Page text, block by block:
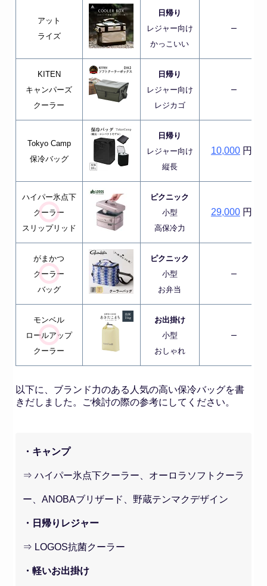
アット
ライズ
日帰り
レジャー向け
かっこいい
–
KITEN
キャンパーズ
クーラー
日帰り
レジャー向け
レジカゴ
–
Tokyo Camp
保冷バッグ
日帰り
レジャー向け
縦長
10,000円~
ハイパー氷点下
クーラー
スリップリッド
ピクニック
小型
高保冷力
29,000円~
がまかつ
クーラー
バッグ
ピクニック
小型
お弁当
–
モンベル
ロールアップ
クーラー
お出掛け
小型
おしゃれ
–
以下に、ブランド力のある人気の高い保冷バッグを書
きだしました。ご検討の際の参考にしてください。
・キャンプ
⇒ ハイパー氷点下クーラー、オーロラソフトクーラ
ー、ANOBAブリザード、野蔵テンマクデザイン
・日帰りレジャー
⇒ LOGOS抗菌クーラー
・軽いお出掛け